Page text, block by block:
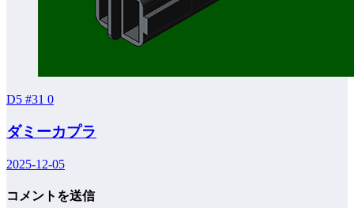
D5 #31 0
ダミーカプラ
2025-12-05
コメントを送信